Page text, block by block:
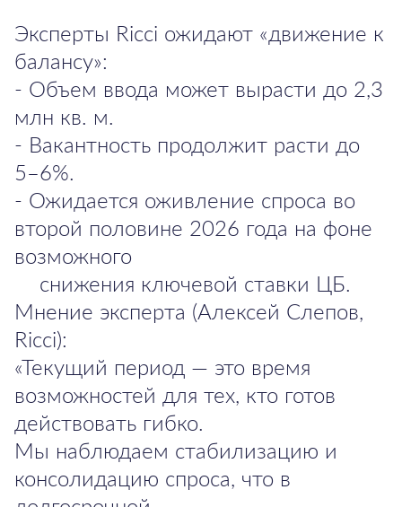
Эксперты Ricci ожидают «движение к
балансу»:
- Объем ввода может вырасти до 2,3
млн кв. м.
- Вакантность продолжит расти до
5–6%.
- Ожидается оживление спроса во
второй половине 2026 года на фоне
возможного
снижения ключевой ставки ЦБ.
Мнение эксперта (Алексей Слепов,
Ricci):
«Текущий период — это время
возможностей для тех, кто готов
действовать гибко.
Мы наблюдаем стабилизацию и
консолидацию спроса, что в